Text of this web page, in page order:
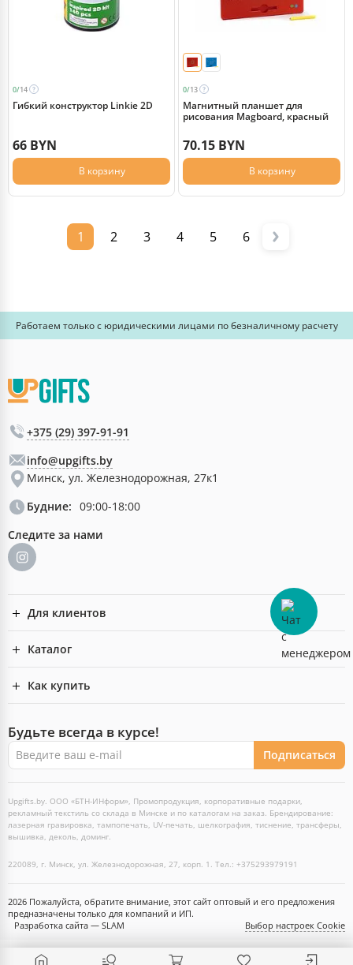
0/14
Гибкий конструктор Linkie 2D
66 BYN
В корзину
0/13
Магнитный планшет для
рисования Magboard, красный
70.15 BYN
В корзину
1 2 3 4 5 6
Работаем только с юридическими лицами по безналичному расчету
+375 (29) 397-91-91
info@upgifts.by
Минск, ул. Железнодорожная, 27к1
Будние: 09:00-18:00
Следите за нами
Для клиентов
Каталог
Как купить
Будьте всегда в курсе!
Подписаться
Upgifts.by. ООО «БТН-ИНформ», Промопродукция, корпоративные подарки,
рекламный текстиль со склада в Минске и по каталогам на заказ. Брендирование:
лазерная гравировка, тампопечать, UV-печать, шелкография, тиснение, трансферы,
вышивка, деколь, доминг.
220089, г. Минск, ул. Железнодорожная, 27, корп. 1. Тел.: +375293979191
2026 Пожалуйста, обратите внимание, этот сайт оптовый и его предложения
предназначены только для компаний и ИП.
Выбор настроек Cookie
Разработка сайта — SLAM